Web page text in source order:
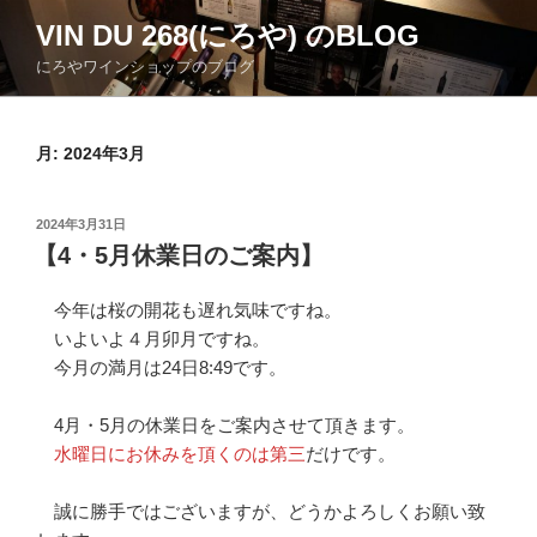
ン
テ
ン
VIN DU 268(にろや) のBLOG
にろやワインショップのブログ
月: 2024年3月
投
日:
2024年3月31日
【4・5月休業日のご案内】
今年は桜の開花も遅れ気味ですね。
いよいよ４月卯月ですね。
今月の満月は24日8:49です。
4月・5月の休業日をご案内させて頂きます。
水曜日にお休みを頂くのは第三だけです。
誠に勝手ではございますが、どうかよろしくお願い致